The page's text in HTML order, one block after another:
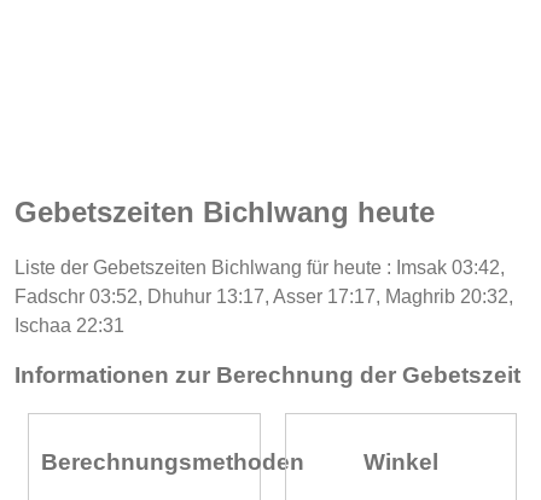
Gebetszeiten Bichlwang heute
Liste der Gebetszeiten Bichlwang für heute : Imsak 03:42,
Fadschr 03:52, Dhuhur 13:17, Asser 17:17, Maghrib 20:32,
Ischaa 22:31
Informationen zur Berechnung der Gebetszeit
Berechnungsmethoden Winkel